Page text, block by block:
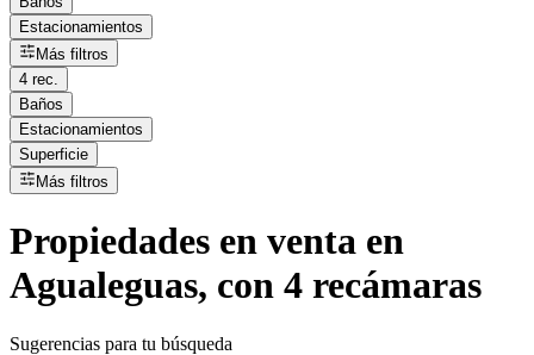
Estacionamientos
Más filtros
4 rec.
Baños
Estacionamientos
Superficie
Más filtros
Propiedades en venta en
Agualeguas, con 4 recámaras
Sugerencias para tu búsqueda